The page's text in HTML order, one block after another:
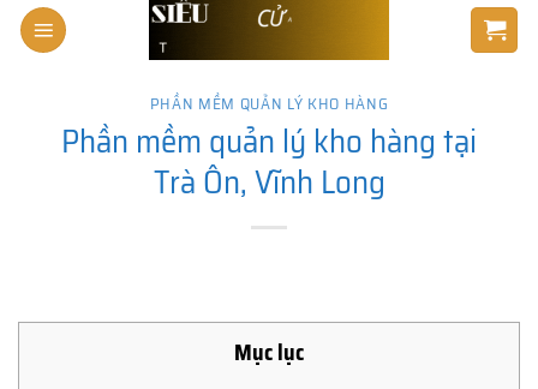
Skip
PHẦN MỀM QUẢN LÝ KHO HÀNG
Phần mềm quản lý kho hàng tại
Trà Ôn, Vĩnh Long
Mục lục